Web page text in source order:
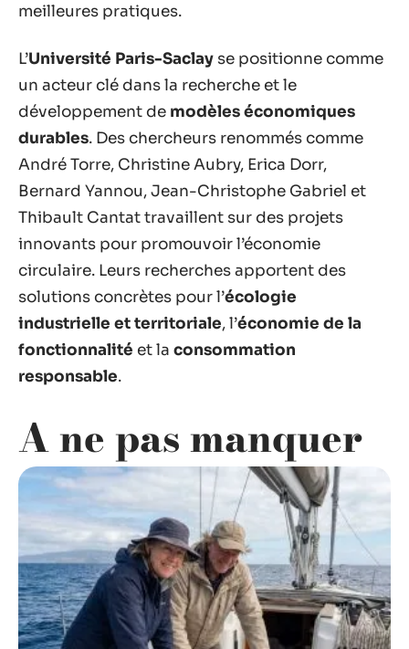
meilleures pratiques.
L’Université Paris-Saclay se positionne comme
un acteur clé dans la recherche et le
développement de modèles économiques
durables. Des chercheurs renommés comme
André Torre, Christine Aubry, Erica Dorr,
Bernard Yannou, Jean-Christophe Gabriel et
Thibault Cantat travaillent sur des projets
innovants pour promouvoir l’économie
circulaire. Leurs recherches apportent des
solutions concrètes pour l’écologie
industrielle et territoriale, l’économie de la
fonctionnalité et la consommation
responsable.
A ne pas manquer